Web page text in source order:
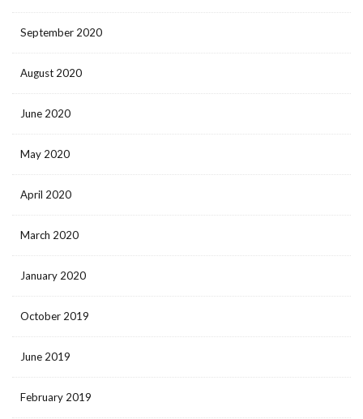
September 2020
August 2020
June 2020
May 2020
April 2020
March 2020
January 2020
October 2019
June 2019
February 2019